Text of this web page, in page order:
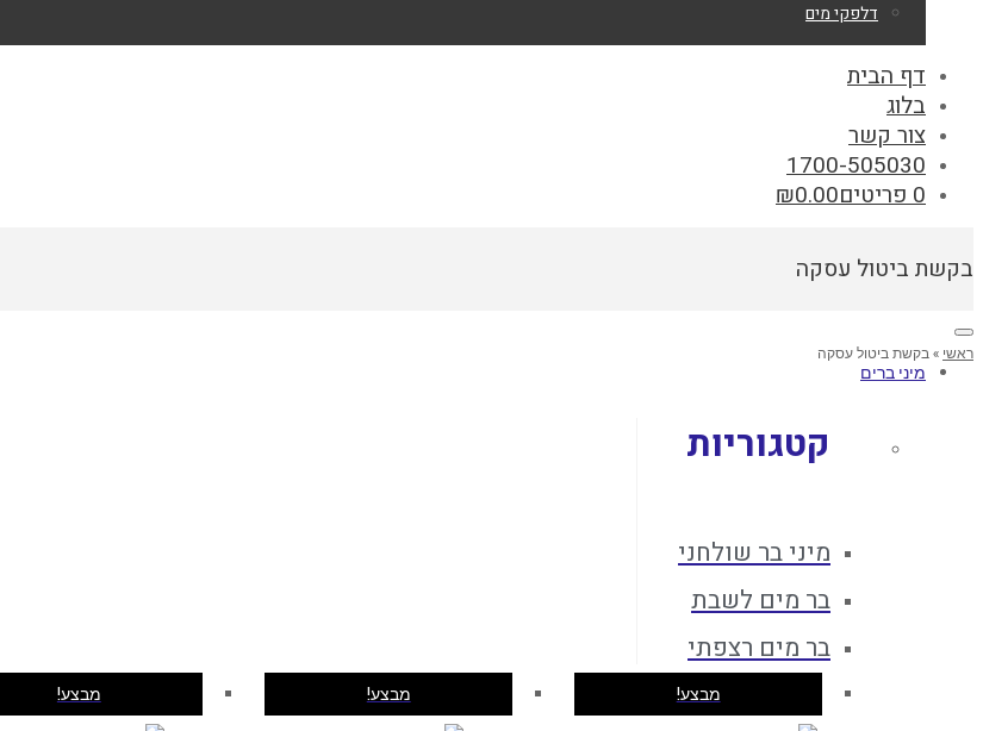
דלפקי מים
דף הבית
בלוג
צור קשר
1700-505030
0 פריטים
₪0.00
בקשת ביטול עסקה
ראשי » בקשת ביטול עסקה
מיני ברים
קטגוריות
מיני בר שולחני
בר מים לשבת
בר מים רצפתי
מבצע! מבצע! מבצע!